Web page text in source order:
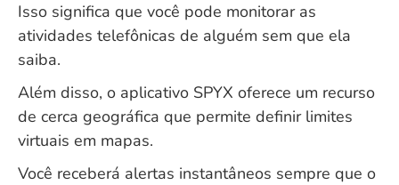
Isso significa que você pode monitorar as
atividades telefônicas de alguém sem que ela
saiba.
Além disso, o aplicativo SPYX oferece um recurso
de cerca geográfica que permite definir limites
virtuais em mapas.
Você receberá alertas instantâneos sempre que o